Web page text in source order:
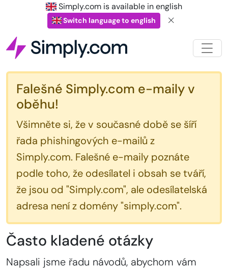
Simply.com is available in english
Switch language to english
Falešné Simply.com e-maily v
oběhu!
Všimněte si, že v současné době se šíří
řada phishingových e-mailů z
Simply.com. Falešné e-maily poznáte
podle toho, že odesílatel i obsah se tváří,
že jsou od "Simply.com", ale odesílatelská
adresa není z domény "simply.com".
Často kladené otázky
Napsali jsme řadu návodů, abychom vám